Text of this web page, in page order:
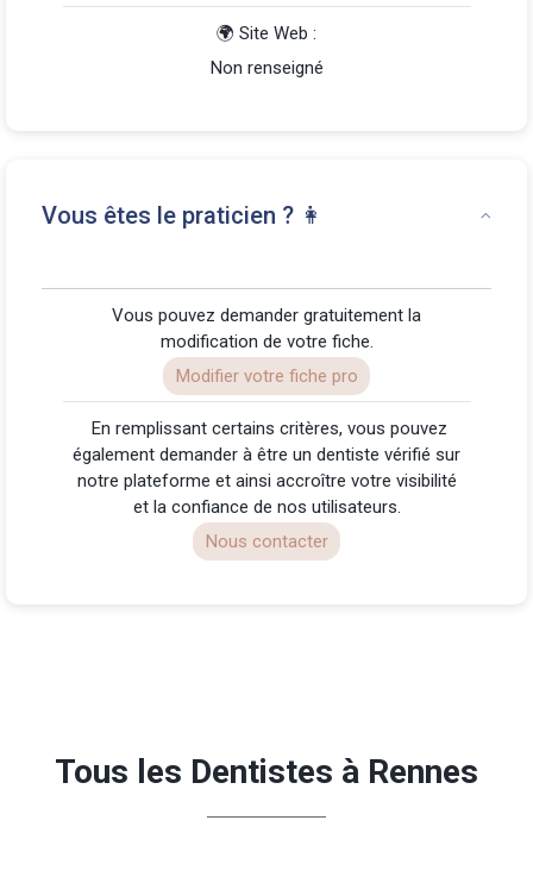
🌍 Site Web :
Non renseigné
Vous êtes le praticien ? 👩
Vous pouvez demander gratuitement la
modification de votre fiche.
Modifier votre fiche pro
️ En remplissant certains critères, vous pouvez
également demander à être un dentiste vérifié sur
notre plateforme et ainsi accroître votre visibilité
et la confiance de nos utilisateurs.
Nous contacter
Tous les Dentistes à Rennes